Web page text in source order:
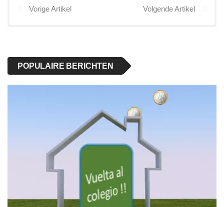
Vorige Artikel Volgende Artikel
POPULAIRE BERICHTEN